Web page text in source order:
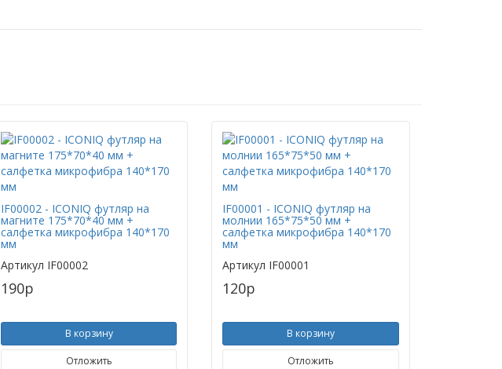
IF00002 - ICONIQ футляр на
магните 175*70*40 мм +
салфетка микрофибра 140*170
мм
Артикул IF00002
190p
В корзину
Отложить
IF00001 - ICONIQ футляр на
молнии 165*75*50 мм +
салфетка микрофибра 140*170
мм
Артикул IF00001
120p
В корзину
Отложить